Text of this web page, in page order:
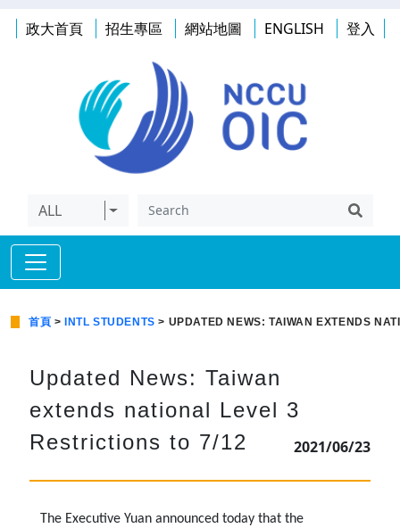
政大首頁 招生專區 網站地圖 ENGLISH 登入
ALL
首頁 > INTL STUDENTS > UPDATED NEWS: TAIWAN EXTENDS
Updated News: Taiwan
extends national Level 3
Restrictions to 7/12
2021/06/23
The Executive Yuan announced today that the